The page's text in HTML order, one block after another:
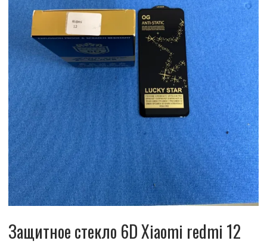
Защитное стекло 6D Xiaomi redmi 12